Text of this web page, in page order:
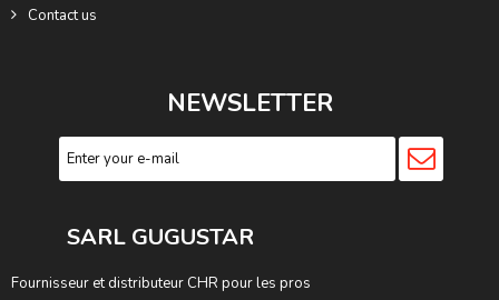
Contact us
NEWSLETTER
SARL GUGUSTAR
Fournisseur et distributeur CHR pour les pros